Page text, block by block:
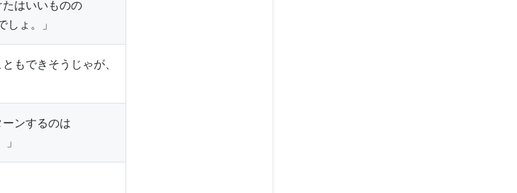
たはいいものの
ょ。」
もできそうじゃが、
ーンするのは